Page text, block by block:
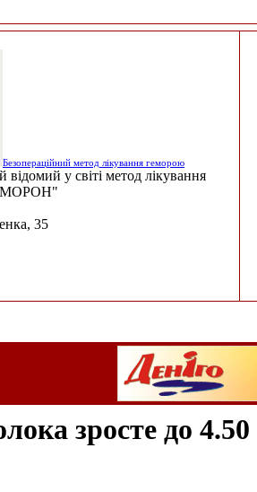
Безопераційний метод лікування геморою
відомий у світі метод лікування
35
зросте до 4.50